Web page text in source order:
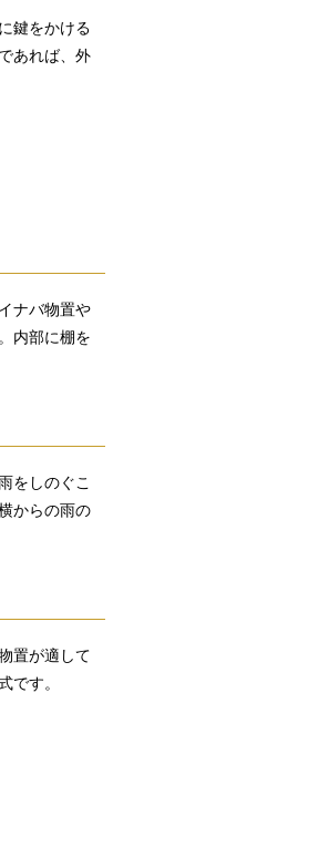
鍵をかける
あれば、外
ナバ物置や
内部に棚を
をしのぐこ
からの雨の
置が適して
です。